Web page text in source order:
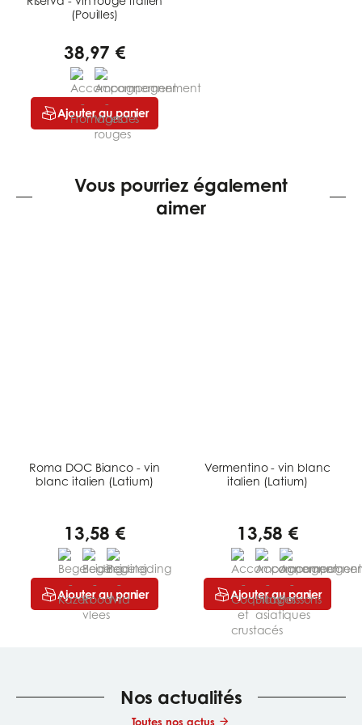
(Pouilles)
38,97 €
Ajouter au panier
Vous pourriez également
aimer
Roma DOC Bianco - vin
blanc italien (Latium)
13,58 €
Ajouter au panier
Vermentino - vin blanc
italien (Latium)
13,58 €
Ajouter au panier
Nos actualités
Toutes nos actus